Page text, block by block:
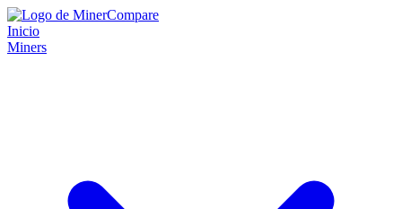
Inicio
Miners